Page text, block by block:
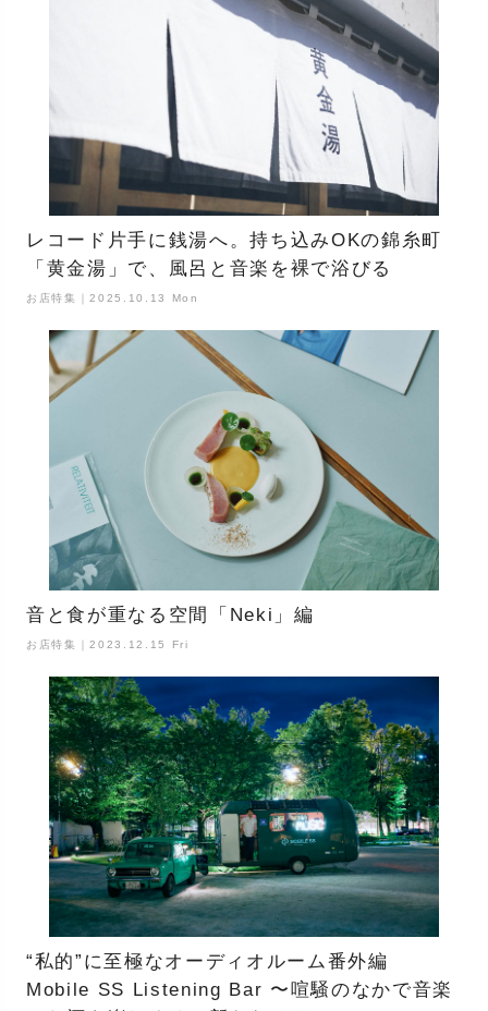
レコード片手に銭湯へ。持ち込みOKの錦糸町
「黄金湯」で、風呂と音楽を裸で浴びる
お店特集｜2025.10.13 Mon
音と食が重なる空間「Neki」編
お店特集｜2023.12.15 Fri
“私的”に至極なオーディオルーム番外編
Mobile SS Listening Bar 〜喧騒のなかで音楽